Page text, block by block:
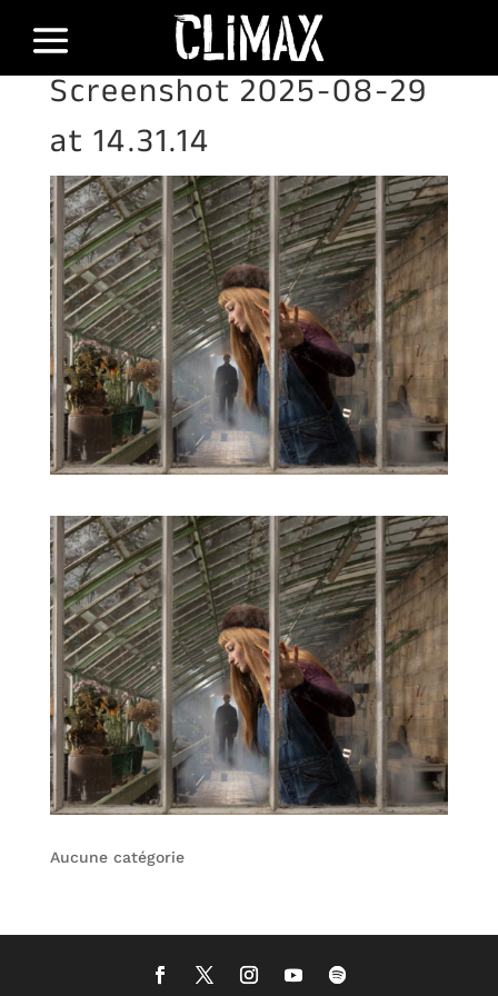
Screenshot 2025-08-29
at 14.31.14
Aucune catégorie